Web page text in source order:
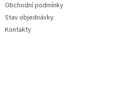
Obchodní podmínky
Stav objednávky
Kontakty